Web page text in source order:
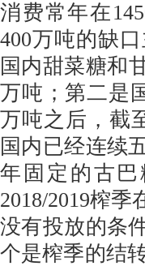
消费常年在
400万吨的缺
国内甜菜糖和
万吨；第二是
万吨之后，截
国内已经连续
年固定的古巴
2018/2019榨
没有投放的条
个是榨季的结